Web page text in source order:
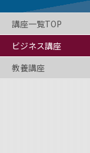
講座一覧TOP
ビジネス講座
教養講座